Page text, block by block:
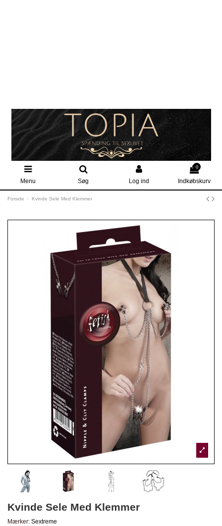
Menu Søg Log ind
0
Indkøbskurv
Forside Kvinde Sele Med Klemmer
Kvinde Sele Med Klemmer
Mærker: Sextreme